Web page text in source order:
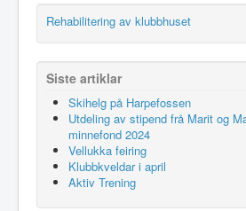
Rehabilitering av klubbhuset
Siste artiklar
Skihelg på Harpefossen
Utdeling av stipend frå Marit og
minnefond 2024
Vellukka feiring
Klubbkveldar i april
Aktiv Trening